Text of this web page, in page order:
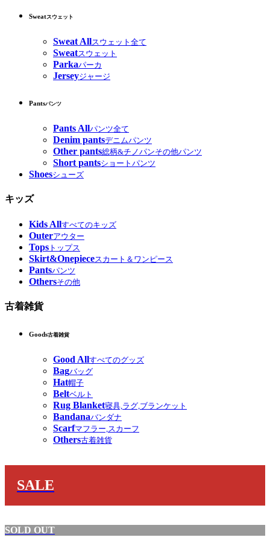
Sweatスウェット
Sweat Allスウェット全て
Sweatスウェット
Parkaパーカ
Jerseyジャージ
Pantsパンツ
Pants Allパンツ全て
Denim pantsデニムパンツ
Other pants総柄&チノパンその他パンツ
Short pantsショートパンツ
Shoesシューズ
キッズ
Kids Allすべてのキッズ
Outerアウター
Tops トップス
Skirt&Onepieceスカート＆ワンピース
Pantsパンツ
Othersその他
古着雑貨
Goods古着雑貨
Good Allすべてのグッズ
Bagバッグ
Hat帽子
Beltベルト
Rug Blanket寝具,ラグ,ブランケット
Bandanaバンダナ
Scarfマフラー,スカーフ
Others古着雑貨
SALE
SOLD OUT